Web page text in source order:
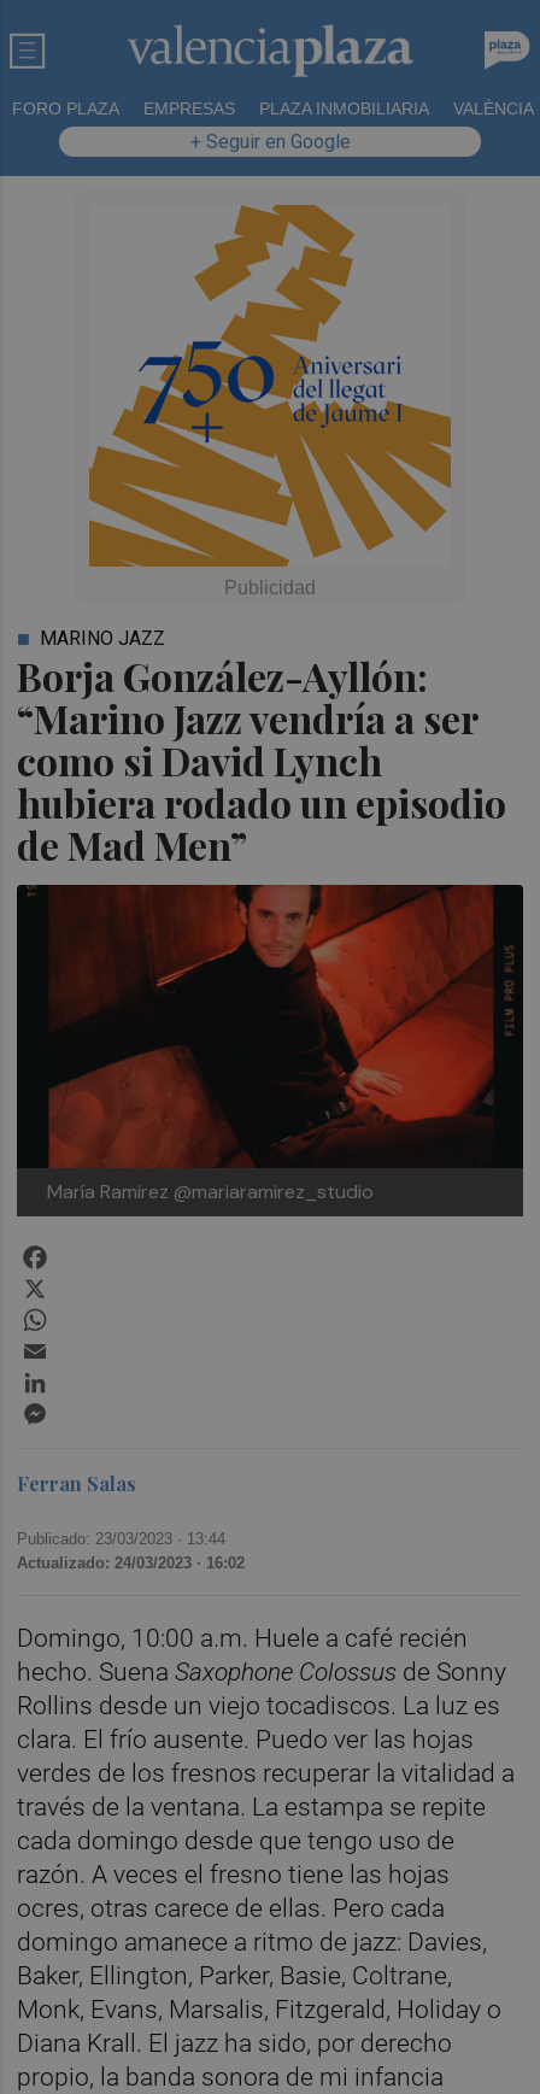
FORO PLAZA EMPRESAS PLAZA INMOBILIARIA VALÈNCIA
+ Seguir en Google
Borja González-Ayllón:
“Marino Jazz vendría a ser
como si David Lynch
hubiera rodado un episodio
de Mad Men”
MARINO JAZZ
María Ramirez @mariaramirez_studio
Ferran Salas
Publicado: 23/03/2023 · 13:44
Actualizado: 24/03/2023 · 16:02
Domingo, 10:00 a.m. Huele a café recién
hecho. SuenaSaxophone Colossus de Sonny
Rollins desde un viejo tocadiscos. La luz es
clara. El frío ausente. Puedo ver las hojas
verdes de los fresnos recuperar la vitalidad a
través de la ventana. La estampa se repite
cada domingo desde que tengo uso de
razón. A veces el fresno tiene las hojas
ocres, otras carece de ellas. Pero cada
domingo amanece a ritmo de jazz: Davies,
Baker, Ellington, Parker, Basie, Coltrane,
Monk, Evans, Marsalis, Fitzgerald, Holiday o
Diana Krall. El jazz ha sido, por derecho
propio, la banda sonora de mi infancia